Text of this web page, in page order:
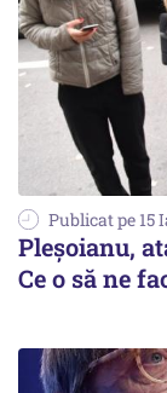
Publicat pe 15
Pleșoianu,
Ce o să ne